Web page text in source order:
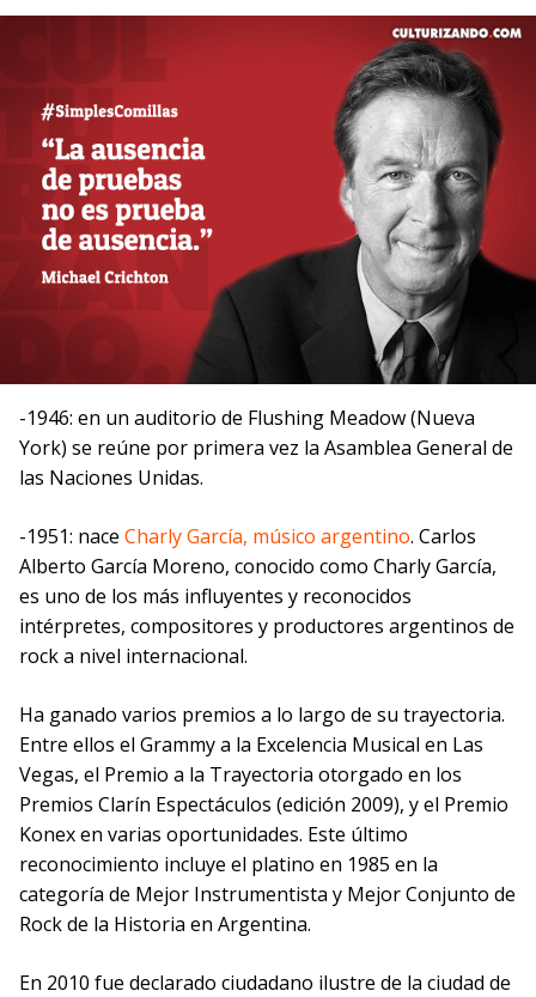
-1946: en un auditorio de Flushing Meadow (Nueva
York) se reúne por primera vez la Asamblea General de
las Naciones Unidas.
-1951: nace Charly García, músico argentino. Carlos
Alberto García Moreno, conocido como Charly García,
es uno de los más influyentes y reconocidos
intérpretes, compositores y productores argentinos de
rock a nivel internacional.
Ha ganado varios premios a lo largo de su trayectoria.
Entre ellos el Grammy a la Excelencia Musical en Las
Vegas, el Premio a la Trayectoria otorgado en los
Premios Clarín Espectáculos (edición 2009), y el Premio
Konex en varias oportunidades. Este último
reconocimiento incluye el platino en 1985 en la
categoría de Mejor Instrumentista y Mejor Conjunto de
Rock de la Historia en Argentina.
En 2010 fue declarado ciudadano ilustre de la ciudad de